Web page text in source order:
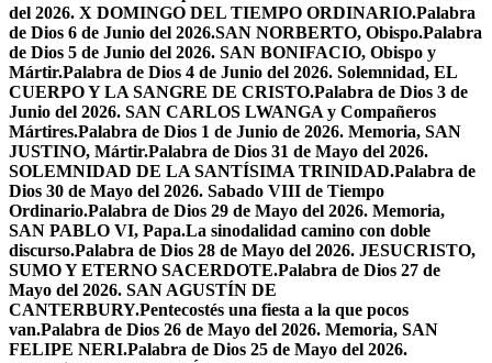
del 2026. X DOMINGO DEL TIEMPO ORDINARIO.Palabra
de Dios 6 de Junio del 2026.SAN NORBERTO, Obispo.Palabra
de Dios 5 de Junio del 2026. SAN BONIFACIO, Obispo y
Mártir.Palabra de Dios 4 de Junio del 2026. Solemnidad, EL
CUERPO Y LA SANGRE DE CRISTO.Palabra de Dios 3 de
Junio del 2026. SAN CARLOS LWANGA y Compañeros
Mártires.Palabra de Dios 1 de Junio de 2026. Memoria, SAN
JUSTINO, Mártir.Palabra de Dios 31 de Mayo del 2026.
SOLEMNIDAD DE LA SANTÍSIMA TRINIDAD.Palabra de
Dios 30 de Mayo del 2026. Sabado VIII de Tiempo
Ordinario.Palabra de Dios 29 de Mayo del 2026. Memoria,
SAN PABLO VI, Papa.La sinodalidad camino con doble
discurso.Palabra de Dios 28 de Mayo del 2026. JESUCRISTO,
SUMO Y ETERNO SACERDOTE.Palabra de Dios 27 de
Mayo del 2026. SAN AGUSTÍN DE
CANTERBURY.Pentecostés una fiesta a la que pocos
van.Palabra de Dios 26 de Mayo del 2026. Memoria, SAN
FELIPE NERI.Palabra de Dios 25 de Mayo del 2026.